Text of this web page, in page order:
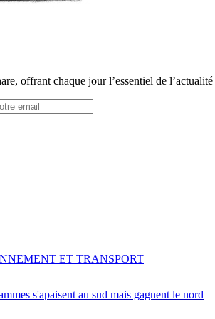
offrant chaque jour l’essentiel de
s'apaisent au sud mais gagnent le nord
ET TRANSPORT